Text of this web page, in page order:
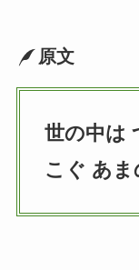
原文
世の中は
こぐ あま